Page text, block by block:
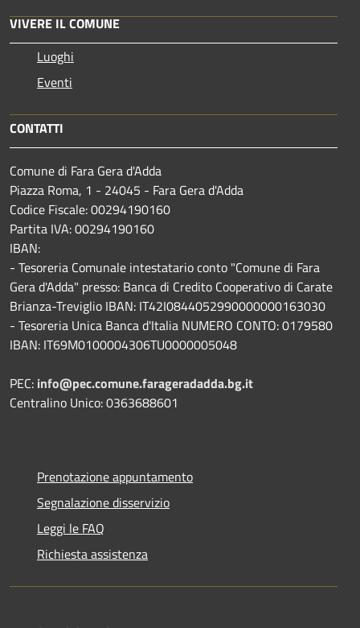
VIVERE IL COMUNE
Luoghi
Eventi
CONTATTI
Comune di Fara Gera d'Adda
Piazza Roma, 1 - 24045 - Fara Gera d'Adda
Codice Fiscale: 00294190160
Partita IVA: 00294190160
IBAN:
- Tesoreria Comunale intestatario conto "Comune di Fara
Gera d'Adda" presso: Banca di Credito Cooperativo di Carate
Brianza-Treviglio IBAN: IT42I0844052990000000163030
- Tesoreria Unica Banca d'Italia NUMERO CONTO: 0179580
IBAN: IT69M0100004306TU0000005048
PEC: info@pec.comune.farageradadda.bg.it
Centralino Unico: 0363688601
Prenotazione appuntamento
Segnalazione disservizio
Leggi le FAQ
Richiesta assistenza